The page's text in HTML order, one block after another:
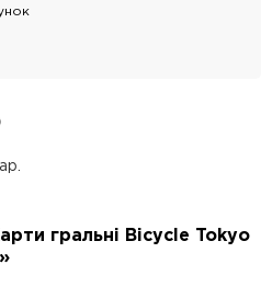
гральні Bicycle Tokyo